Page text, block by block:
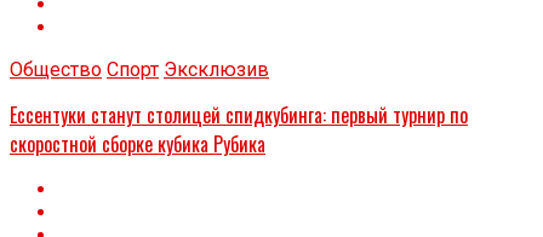
Общество Спорт Эксклюзив
Ессентуки станут столицей спидкубинга: первый турнир по
скоростной сборке кубика Рубика